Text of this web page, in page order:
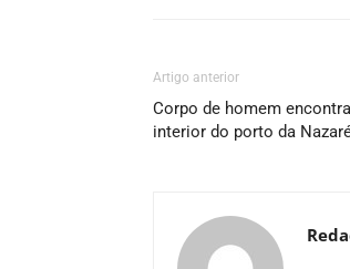
Artigo anterior
Corpo de homem
interior do porto da